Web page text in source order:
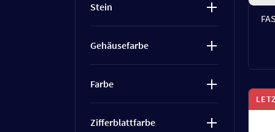
Stein
Gehäusefarbe
Farbe
Zifferblattfarbe